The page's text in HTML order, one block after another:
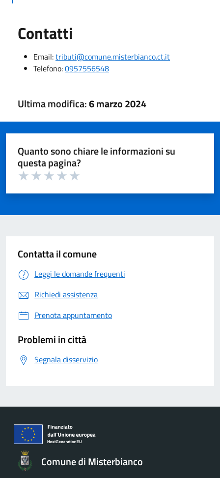
Contatti
Email:tributi@comune.misterbianco.ct.it
Telefono:0957556548
Ultima modifica:6 marzo 2024
Quanto sono chiare le informazioni su
questa pagina?
Contatta il comune
Leggi le domande frequenti
Richiedi assistenza
Prenota appuntamento
Problemi in città
Segnala disservizio
Comune di Misterbianco